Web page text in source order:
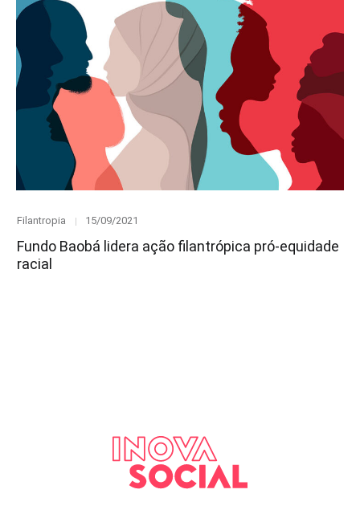
Category
Filantropia
Posted
15/09/2021
Fundo Baobá lidera ação filantrópica pró-equidade
racial